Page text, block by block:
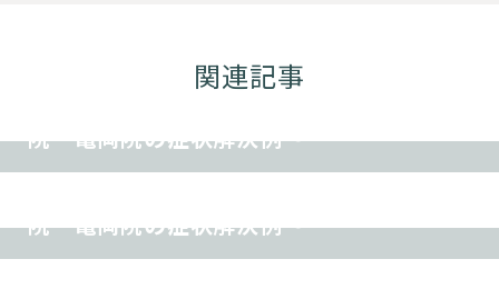
関連記事
院 亀岡院の症状解決例〜
その他
院 亀岡院の症状解決例〜
その他